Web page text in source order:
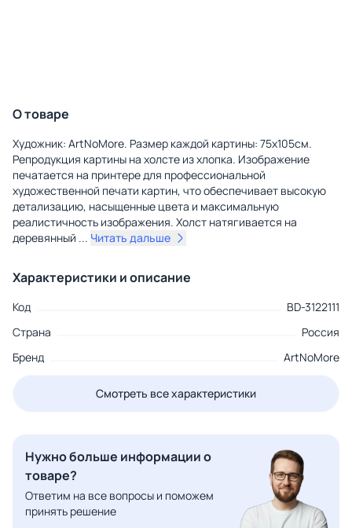
О товаре
Художник: ArtNoMore. Размер каждой картины: 75х105см.
Репродукция картины на холсте из хлопка. Изображение
печатается на принтере для профессиональной
художественной печати картин, что обеспечивает высокую
детализацию, насыщенные цвета и максимальную
реалистичность изображения. Холст натягивается на
деревянный ... Читать дальше
Характеристики и описание
Код
BD-3122111
Страна
Россия
Бренд
ArtNoMore
Смотреть все характеристики
Нужно больше информации о
товаре?
Ответим на все вопросы и поможем
принять решение